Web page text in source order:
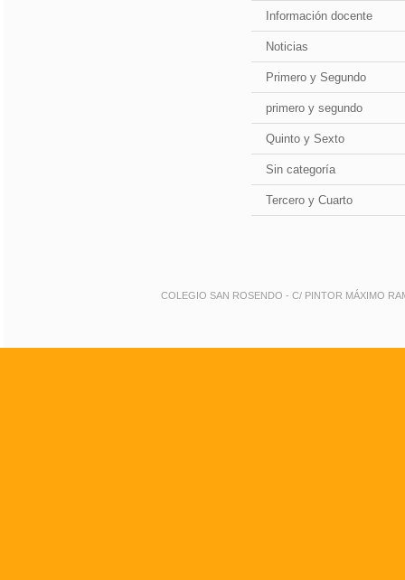
Información docente
Noticias
Primero y Segundo
primero y segundo
Quinto y Sexto
Sin categoría
Tercero y Cuarto
COLEGIO SAN ROSENDO - C/ PINTOR MÁXIMO